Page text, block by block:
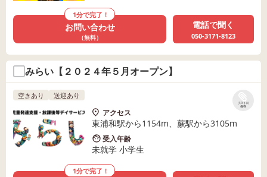
1分で完了！
お問い合わせ
（無料）
電話で聞く
050-3171-8123
みらい【２０２４年５月オープン】
リストに
保存
空きあり 送迎あり
アクセス
東浦和駅から1154m、蕨駅から3105m
受入年齢
未就学 小学生
1分で完了！